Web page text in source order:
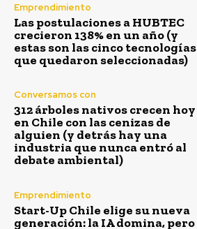
Emprendimiento
Las postulaciones a HUBTEC
crecieron 138% en un año (y
estas son las cinco tecnologías
que quedaron seleccionadas)
Conversamos con
312 árboles nativos crecen hoy
en Chile con las cenizas de
alguien (y detrás hay una
industria que nunca entró al
debate ambiental)
Emprendimiento
Start-Up Chile elige su nueva
generación: la IA domina, pero